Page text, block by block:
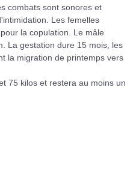
combats sont sonores et
Les femelles
la copulation. Le mâle
La gestation dure 15 mois, les
la migration de printemps vers
75 kilos et restera au moins un